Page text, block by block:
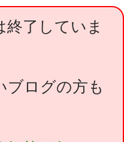
了していま
ブログの方も